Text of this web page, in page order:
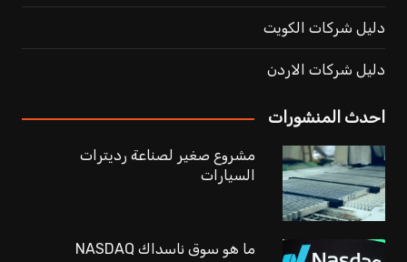
دليل شركات الكويت
دليل شركات الاردن
احدث المنشورات
مشروع صغير لصناعة رديترات
السيارات
ما هو سوق ناسداك NASDAQ